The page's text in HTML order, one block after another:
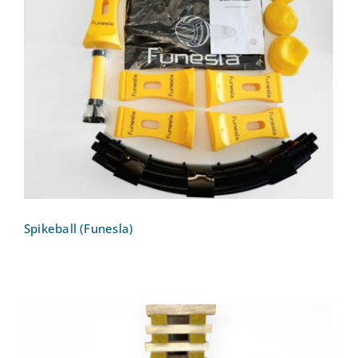
Spikeball (Funesla)
Spikeball (Funesla)